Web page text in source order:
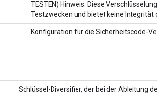
TESTEN) Hinweis: Diese
Testzwecken und bietet keine Integrität
Konfiguration für die Sicherheitscode-
Schlüssel-Diversifier, der bei der Ableitung